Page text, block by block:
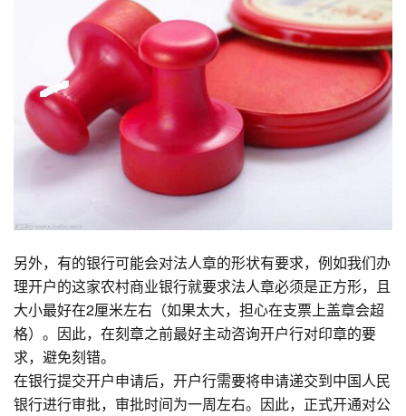
另外，有的银行可能会对法人章的形状有要求，例如我们办
理开户的这家农村商业银行就要求法人章必须是正方形，且
大小最好在2厘米左右（如果太大，担心在支票上盖章会超
格）。因此，在刻章之前最好主动咨询开户行对印章的要
求，避免刻错。
在银行提交开户申请后，开户行需要将申请递交到中国人民
银行进行审批，审批时间为一周左右。因此，正式开通对公